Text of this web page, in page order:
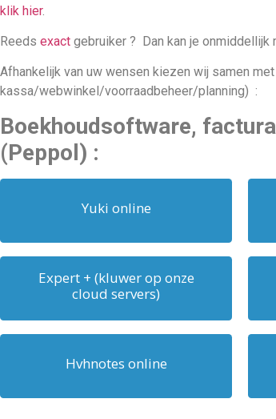
klik hier.
Reeds exact gebruiker ? Dan kan je onmiddellijk
Afhankelijk van uw wensen kiezen wij samen
kassa/webwinkel/voorraadbeheer/planning) :
Boekhoudsoftware,
(Peppol) :
Yuki online
Expert + (kluwer op onze
cloud servers)
Hvhnotes online